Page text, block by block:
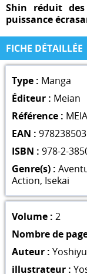
Shin réduit
puissance
FICHE DÉTAILLÉE
Type : Manga
Éditeur : Meian
Référence :
EAN :
ISBN : 978-2-
Genre(s) :
Action, Isekai
Volume : 2
Nombre de
Auteur :
illustrateur :